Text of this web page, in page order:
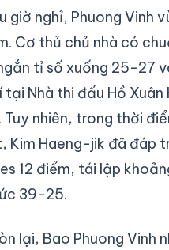
giờ nghỉ, Phuong Vinh
Cơ thủ chủ nhà có
tỉ số xuống 25-27
tại Nhà thi đấu Hồ Xuân
Tuy nhiên, trong thời
Kim Haeng-jik đã đáp
12 điểm, tái lập
39-25.
lại, Bao Phuong Vinh